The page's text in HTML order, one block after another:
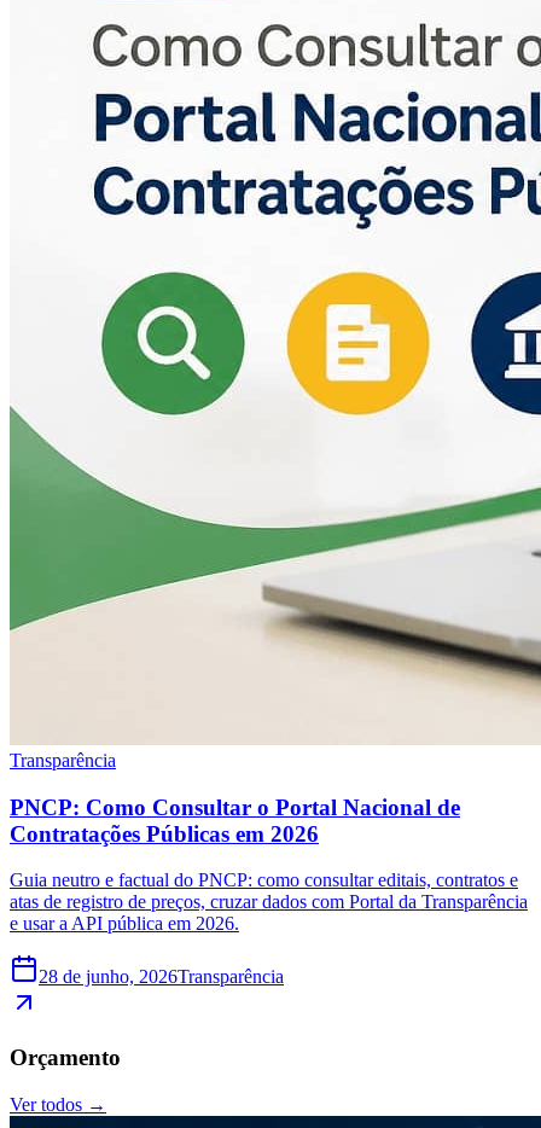
Transparência
PNCP: Como Consultar o Portal Nacional de
Contratações Públicas em 2026
Guia neutro e factual do PNCP: como consultar editais, contratos e
atas de registro de preços, cruzar dados com Portal da Transparência
e usar a API pública em 2026.
28 de junho, 2026Transparência
Orçamento
Ver todos →